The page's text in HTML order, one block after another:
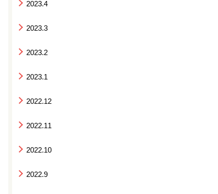
2023.4
2023.3
2023.2
2023.1
2022.12
2022.11
2022.10
2022.9